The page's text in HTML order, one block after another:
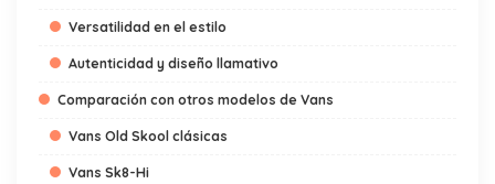
Versatilidad en el estilo
Autenticidad y diseño llamativo
Comparación con otros modelos de Vans
Vans Old Skool clásicas
Vans Sk8-Hi